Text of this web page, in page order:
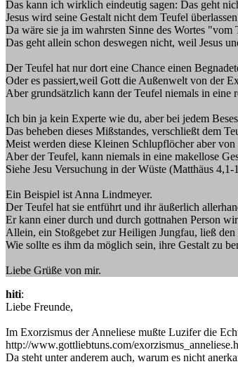
Das kann ich wirklich eindeutig sagen: Das geht
Jesus wird seine Gestalt nicht dem Teufel
Da wäre sie ja im wahrsten Sinne des Wortes "vom
Das geht allein schon deswegen nicht, weil Jesus
Der Teufel hat nur dort eine Chance einen
Oder es passiert,weil Gott die Außenwelt von der
Aber grundsätzlich kann der Teufel niemals in eine
Ich bin ja kein Experte wie du, aber bei jedem
Das beheben dieses Mißstandes, verschließt dem
Meist werden diese Kleinen Schlupflöcher aber von
Aber der Teufel, kann niemals in eine makellose
Siehe Jesu Versuchung in der Wüste (Matthäus
Ein Beispiel ist Anna Lindmeyer.
Der Teufel hat sie entführt und ihr äußerlich
Er kann einer durch und durch gottnahen Person
Allein, ein Stoßgebet zur Heiligen Jungfau, ließ
Wie sollte es ihm da möglich sein, ihre Gestalt zu
Liebe Grüße von mir.
hiti:
Liebe Freunde,
Im Exorzismus der Anneliese mußte Luzifer die
http://www.gottliebtuns.com/
Da steht unter anderem auch, warum es nicht